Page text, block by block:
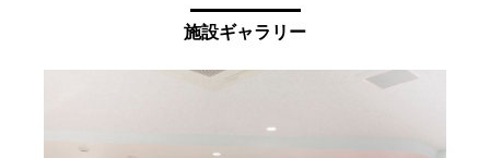
施設ギャラリー